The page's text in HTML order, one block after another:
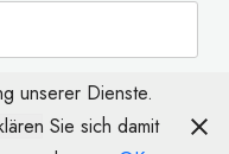
unserer Dienste.
Sie sich damit